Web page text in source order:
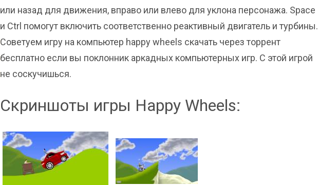
или назад для движения, вправо или влево для уклона персонажа. Space
и Ctrl помогут включить соответственно реактивный двигатель и турбины.
Советуем игру на компьютер happy wheels скачать через торрент
бесплатно если вы поклонник аркадных компьютерных игр. С этой игрой
не соскучишься.
Скриншоты игры Happy Wheels: